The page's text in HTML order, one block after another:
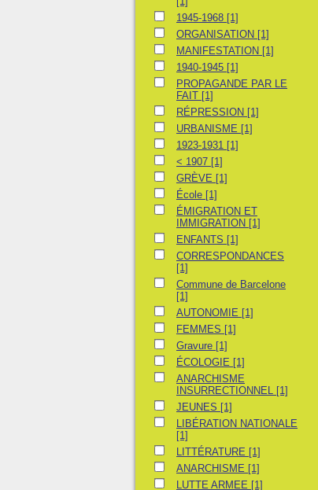
1945-19681945-1968 [1]
ORGANISATION
ORGANISATION [1]
MANIFESTATION
MANIFESTATION [1]
1940-19451940-1945 [1]
PROPAGANDE PAR LE FAIT
PROPAGANDE PAR LE
FAIT [1]
RÉPRESSION
RÉPRESSION [1]
URBANISME
URBANISME [1]
1923-19311923-1931 [1]
< 1907< 1907 [1]
GRÈVEGRÈVE [1]
ÉcoleÉcole [1]
ÉMIGRATION ET IMMIGRATION
ÉMIGRATION ET
IMMIGRATION [1]
ENFANTSENFANTS [1]
CORRESPONDANCES
CORRESPONDANCES
[1]
Commune de Barcelone
Commune de Barcelone
[1]
AUTONOMIE
AUTONOMIE [1]
FEMMESFEMMES [1]
GravureGravure [1]
ÉCOLOGIE
ÉCOLOGIE [1]
ANARCHISME INSURRECTIONNEL
ANARCHISME
INSURRECTIONNEL [1]
JEUNESJEUNES [1]
LIBÉRATION NATIONALE
LIBÉRATION NATIONALE
[1]
LITTÉRATURE
LITTÉRATURE [1]
ANARCHISME
ANARCHISME [1]
LUTTE ARMEE
LUTTE ARMEE [1]